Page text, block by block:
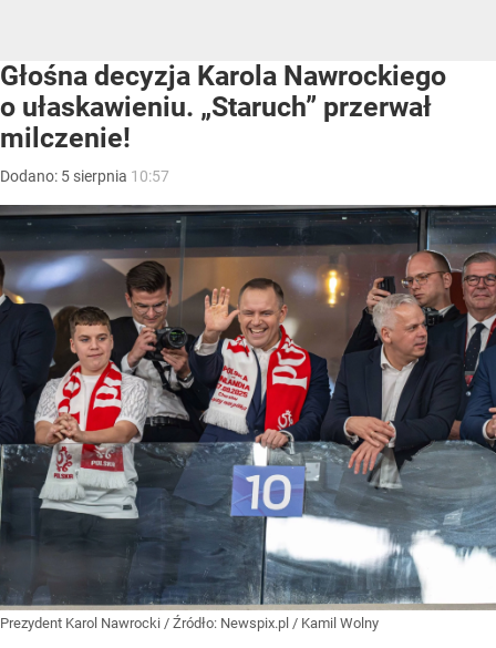
Głośna decyzja Karola Nawrockiego
o ułaskawieniu. „Staruch” przerwał
milczenie!
Dodano: 5 sierpnia 10:57
Prezydent Karol Nawrocki / Źródło: Newspix.pl / Kamil Wolny